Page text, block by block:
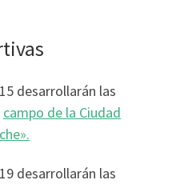
desarrollarán las
campo de la Ciudad
desarrollarán las